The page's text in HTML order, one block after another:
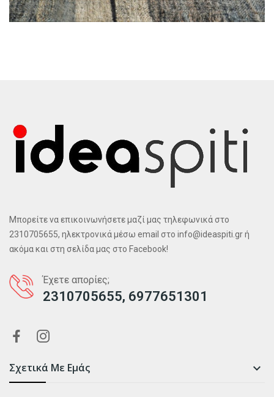
Μπορείτε να επικοινωνήσετε μαζί μας τηλεφωνικά στο
2310705655, ηλεκτρονικά μέσω email στο info@ideaspiti.gr ή
ακόμα και στη σελίδα μας στο Facebook!
Έχετε απορίες;
2310705655, 6977651301
Σχετικά Με Εμάς 